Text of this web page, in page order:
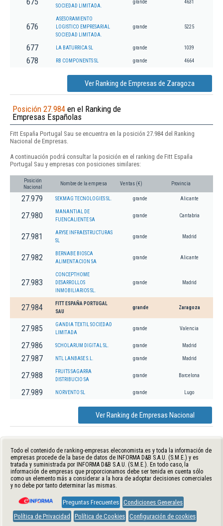
675
SOCIEDAD LIMITADA.
grande 4631
676
ASESORAMIENTO
LOGISTICO EMPRESARIAL
SOCIEDAD LIMITADA.
grande 5225
677 LA BATURRICA SL grande 1039
678 RB COMPONENTS SL grande 4664
Ver Ranking de Empresas de Zaragoza
Posición 27.984 en el Ranking de
Empresas Españolas
Fitt España Portugal Sau se encuentra en la posición 27.984 del Ranking
Nacional de Empresas.
A continuación podrá consultar la posición en el ranking de Fitt España
Portugal Sau y empresas con posiciones similares:
Posición
Nacional
Nombre de la empresa Ventas (€) Provincia
27.979 SEKMAG TECNOLOGIES SL. grande Alicante
27.980
MANANTIAL DE
FUENCALIENTE SA
grande Cantabria
27.981
ARYSE INFRAESTRUCTURAS
SL
grande Madrid
27.982
BERNABE BIOSCA
ALIMENTACION SA
grande Alicante
27.983
CONCEPTHOME
DESARROLLOS
INMOBILIARIOS SL.
grande Madrid
27.984
FITT ESPAÑA PORTUGAL
SAU
grande Zaragoza
27.985
GANDIA TEXTIL SOCIEDAD
LIMITADA
grande Valencia
27.986 SCHOLARUM DIGITAL SL. grande Madrid
27.987 NTL LANBASE S.L. grande Madrid
27.988
FRUITS SAGARRA
DISTRIBUCIO SA
grande Barcelona
27.989 NORVENTO SL grande Lugo
Ver Ranking de Empresas Nacional
Todo el contenido de ranking-empresas.eleconomista.es y toda la información de
empresas procede de la base de datos de INFORMA D&B S.A.U. (S.M.E.) y es
tratada y suministrada por INFORMA D&B S.A.U. (S.M.E.). En todo caso, la
información de empresas que proporcionamos debe ser tenida en cuenta sólo
como un elemento más a considerar a la hora de adoptar decisiones comerciales
y no debe por tanto determinar las mismas.
Preguntas Frecuentes Condiciones Generales
Política de Privacidad
Política de Cookies Configuración de cookies